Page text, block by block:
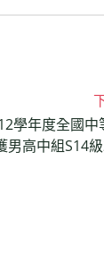
學年度全國中
男高中組S14